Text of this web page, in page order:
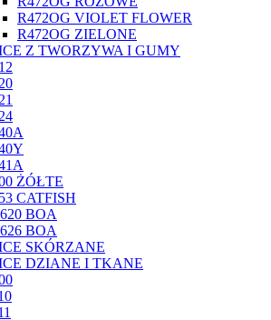
R472OG VIOLET FLOWER
R472OG ZIELONE
Z TWORZYWA I GUMY
ŻÓŁTE
CATFISH
BOA
BOA
SKÓRZANE
DZIANE I TKANE